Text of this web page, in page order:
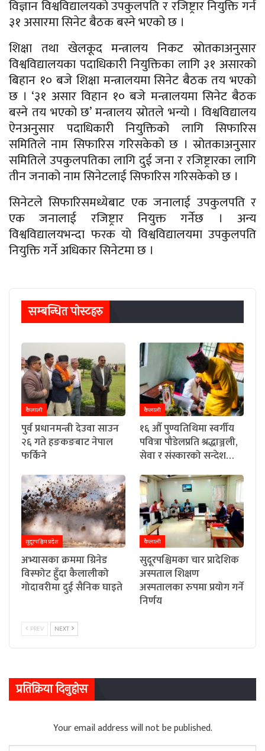
विज्ञान विश्वविद्यालयको उपकुलपति र रजिष्ट्रार नियुक्ति गर्न
३१ असारमा सिनेट बैठक बस्ने भएको छ ।
शिक्षा तथा खेलकूद मन्त्रालय निकट स्रोतकाअनुसार
विश्वविद्यालयका पदाधिकारी नियुक्तिका लागि ३१ असारको
बिहान १० बजे शिक्षा मन्त्रालयमा सिनेट बैठक तय भएको
छ । ‘३१ असार विहान १० बजे मन्त्रालयमा सिनेट बैठक
बस्ने तय भएको छ’ मन्त्रालय स्रोतले भन्यो । विश्वविद्यालय
ऐनअनुसार पदाधिकारी नियुक्तिको लागि सिफारिस
समितिले नाम सिफारिस गरिसकेको छ । स्रोतकाअनुसार
समितिले उपकुलपतिका लागि दुई जना र रजिष्ट्रारका लागि
तीन जनाको नाम सिनेटलाई सिफारिस गरिसकेको छ ।
सिनेटले सिफारिसमध्येबाट एक जनालाई उपकुलपति र
एक जनालाई रजिष्ट्रार नियुक्त गर्नेछ । अन्य
विश्वविद्यालयभन्दा फरक यो विश्वविद्यालयमा उपकुलपति
नियुक्ति गर्ने अधिकार सिनेटमा छ ।
सम्बन्धित पाेस्टहरु
कैलाली
पुर्व प्रधानमन्त्री देउवा साउन
२६ गते हङकङबाट नेपाल
फर्किने
कैलाली
१६ औँ पुण्यतिथिमा स्वर्गीय
पवित्रा पौडेलप्रति श्रद्धाञ्जली,
सेवा र संस्कारको सन्देश…
सुदूरपश्चिम प्रदेश
अभ्यासका क्रममा ग्रिनेड
विस्फोट हुँदा कैलालीको
गोदावरीमा दुई सैनिक घाइते
कैलाली
सुदूरपश्चिमका चार प्रादेशिक
अस्पताल शिक्षण
अस्पतालका रुपमा प्रयोग गर्ने
निर्णय
PREV NEXT
प्रतिक्रिया दिनुहोस
Your email address will not be published.